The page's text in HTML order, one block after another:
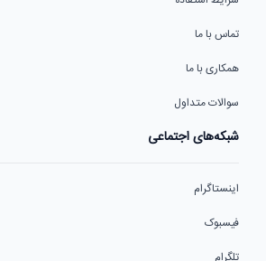
تماس با ما
همکاری با ما
سوالات متداول
شبکه‌های اجتماعی
اینستاگرام
فیسبوک
تلگرام